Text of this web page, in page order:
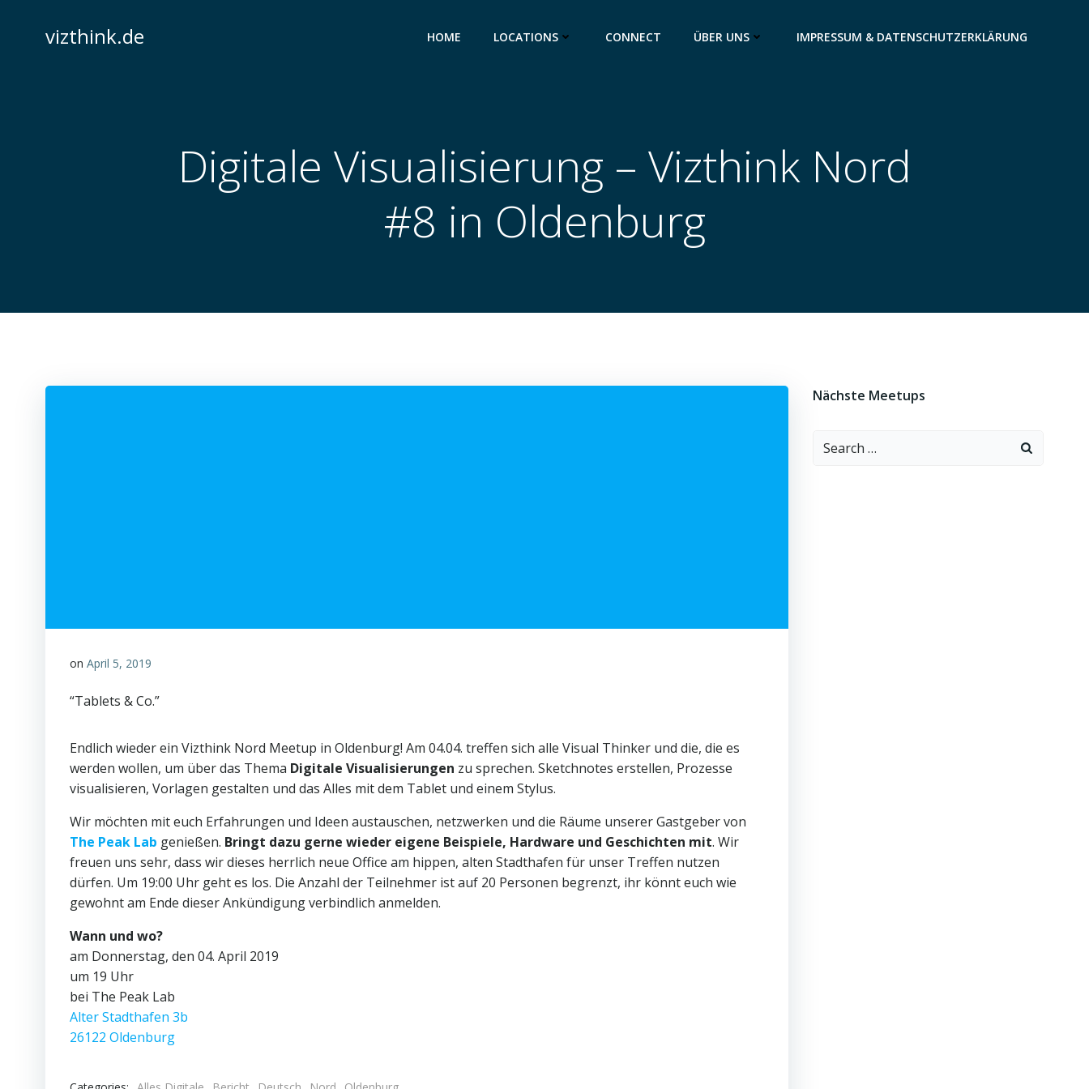
springenvizthink.de HOME LOCATIONS CONNECT ÜBER UNS IMPRESSUM & DATENSCHUTZERKLÄRUNG
Digitale Visualisierung – Vizthink Nord
#8 in Oldenburg
on April 5, 2019
“Tablets & Co.”
Endlich wieder ein Vizthink Nord Meetup in Oldenburg! Am 04.04. treffen sich alle Visual Thinker und die, die es
werden wollen, um über das Thema Digitale Visualisierungen zu sprechen. Sketchnotes erstellen, Prozesse
visualisieren, Vorlagen gestalten und das Alles mit dem Tablet und einem Stylus.
Wir möchten mit euch Erfahrungen und Ideen austauschen, netzwerken und die Räume unserer Gastgeber von
The Peak Lab genießen. Bringt dazu gerne wieder eigene Beispiele, Hardware und Geschichten mit. Wir
freuen uns sehr, dass wir dieses herrlich neue Office am hippen, alten Stadthafen für unser Treffen nutzen
dürfen. Um 19:00 Uhr geht es los. Die Anzahl der Teilnehmer ist auf 20 Personen begrenzt, ihr könnt euch wie
gewohnt am Ende dieser Ankündigung verbindlich anmelden.
Wann und wo?
am Donnerstag, den 04. April 2019
um 19 Uhr
bei The Peak Lab
Alter Stadthafen 3b
26122 Oldenburg
Nächste Meetups
Search